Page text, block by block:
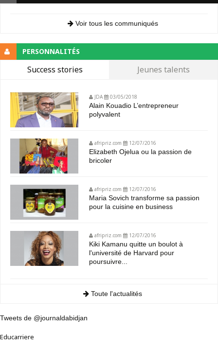
Voir tous les communiqués
PERSONNALITÉS
Success stories Jeunes talents
JDA 03/05/2018
Alain Kouadio L’entrepreneur
polyvalent
afripriz.com 12/07/2016
Elizabeth Ojelua ou la passion de
bricoler
afripriz.com 12/07/2016
Maria Sovich transforme sa passion
pour la cuisine en business
afripriz.com 12/07/2016
Kiki Kamanu quitte un boulot à
l'université de Harvard pour
poursuivre...
Toute l'actualités
Tweets de @journaldabidjan
Educarriere